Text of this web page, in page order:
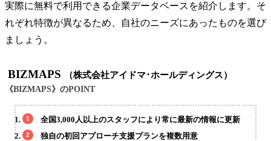
実際に無料で利用できる企業データベースを紹介します。そ
れぞれ特徴が異なるため、自社のニーズにあったものを選び
ましょう。
BIZMAPS （株式会社アイドマ･ホールディングス）
《BIZMAPS》のPOINT
全国3,000人以上のスタッフにより常に最新の情報に更新
独自の初回アプローチ支援プランを複数用意